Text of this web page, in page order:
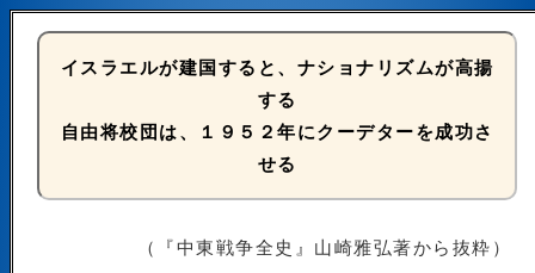
イスラエルが建国すると、ナショナリズムが高揚
する
自由将校団は、１９５２年にクーデターを成功さ
せる
（『中東戦争全史』山崎雅弘著から抜粋）